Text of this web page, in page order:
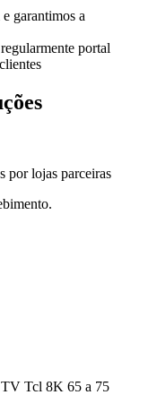
garantimos a
portal
por lojas parceiras
Tcl 8K 65 a 75